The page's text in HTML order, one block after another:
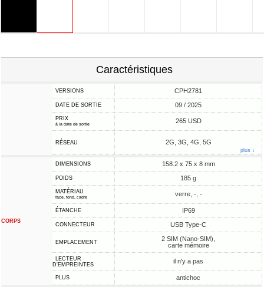
Caractéristiques
VERSIONS CPH2781
DATE DE SORTIE 09 / 2025
PRIX
à la date de sortie 265 USD
RÉSEAU 2G, 3G, 4G, 5G
plus ↓
CORPS
DIMENSIONS 158.2 x 75 x 8 mm
POIDS 185 g
MATÉRIAU
face, fond, cadre verre, -, -
ÉTANCHE IP69
CONNECTEUR USB Type-C
EMPLACEMENT
2 SIM (Nano-SIM),
carte mémoire
LECTEUR
D'EMPREINTES
il n'y a pas
PLUS antichoc